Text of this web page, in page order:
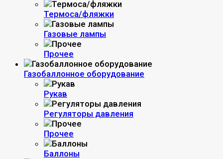
Термоса/фляжки
Газовые лампы
Прочее
Газобаллонное оборудование
Рукав
Регуляторы давления
Прочее
Баллоны